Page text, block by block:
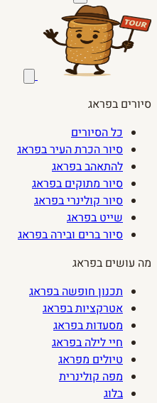
סיורים בפראג
כל הסיורים
סיור הכרת העיר בפראג
להתאהב בפראג
סיור מתוקים בפראג
סיור קולינרי בפראג
שייט בפראג
סיור ברים ובירה בפראג
מה עושים בפראג
תכנון חופשה בפראג
אטרקציות בפראג
מסעדות בפראג
חיי לילה בפראג
טיולים מפראג
מפה קולינרית
בלוג